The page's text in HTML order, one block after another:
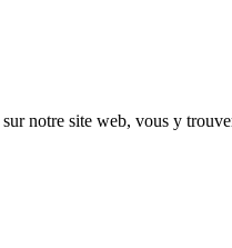
sur notre site web, vous y